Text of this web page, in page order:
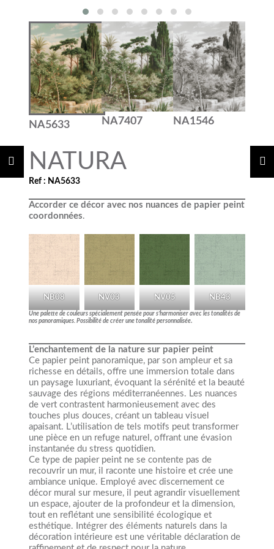
NA5633 NA7407 NA1546
NATURA
Ref : NA5633
Accorder ce décor avec nos nuances de papier peint
coordonnées.
NB08 NV03 NV05 NB43
Une palette de couleurs spécialement pensée pour s’harmoniser avec les tonalités de
nos panoramiques. Possibilité de créer une tonalité personnalisée.
L’enchantement de la nature sur papier peint
Ce papier peint panoramique, par son ampleur et sa
richesse en détails, offre une immersion totale dans
un paysage luxuriant, évoquant la sérénité et la beauté
sauvage des régions méditerranéennes. Les nuances
de vert contrastent harmonieusement avec des
touches plus douces, créant un tableau visuel
apaisant. L’utilisation de tels motifs peut transformer
une pièce en un refuge naturel, offrant une évasion
instantanée du stress quotidien.
Ce type de papier peint ne se contente pas de
recouvrir un mur, il raconte une histoire et crée une
ambiance unique. Employé avec discernement ce
décor mural sur mesure, il peut agrandir visuellement
un espace, ajouter de la profondeur et la dimension,
tout en reflétant une sensibilité écologique et
esthétique. Intégrer des éléments naturels dans la
décoration intérieure est une véritable déclaration de